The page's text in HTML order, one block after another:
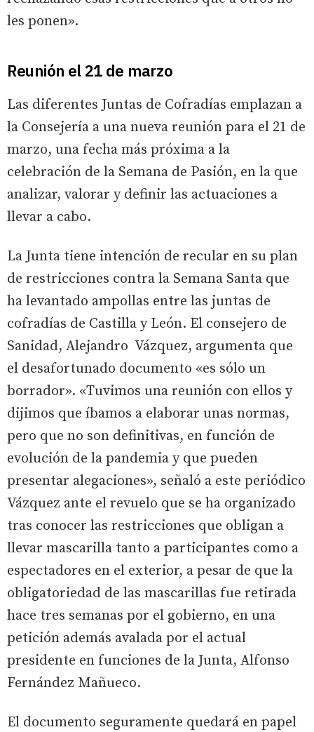
les ponen».
Reunión el 21 de marzo
Las diferentes Juntas de Cofradías emplazan a
la Consejería a una nueva reunión para el 21 de
marzo, una fecha más próxima a la
celebración de la Semana de Pasión, en la que
analizar, valorar y definir las actuaciones a
llevar a cabo.
La Junta tiene intención de recular en su plan
de restricciones contra la Semana Santa que
ha levantado ampollas entre las juntas de
cofradías de Castilla y León. El consejero de
Sanidad, Alejandro Vázquez, argumenta que
el desafortunado documento «es sólo un
borrador». «Tuvimos una reunión con ellos y
dijimos que íbamos a elaborar unas normas,
pero que no son definitivas, en función de
evolución de la pandemia y que pueden
presentar alegaciones», señaló a este periódico
Vázquez ante el revuelo que se ha organizado
tras conocer las restricciones que obligan a
llevar mascarilla tanto a participantes como a
espectadores en el exterior, a pesar de que la
obligatoriedad de las mascarillas fue retirada
hace tres semanas por el gobierno, en una
petición además avalada por el actual
presidente en funciones de la Junta, Alfonso
Fernández Mañueco.
El documento seguramente quedará en papel